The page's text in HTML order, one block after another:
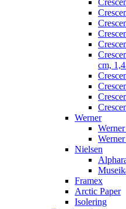
cm,
Werner
Nielsen
Framex
Arctic Paper
Isolering